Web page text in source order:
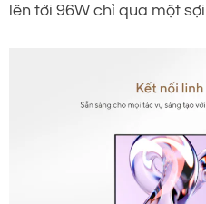
lên tới 96W chỉ qua một